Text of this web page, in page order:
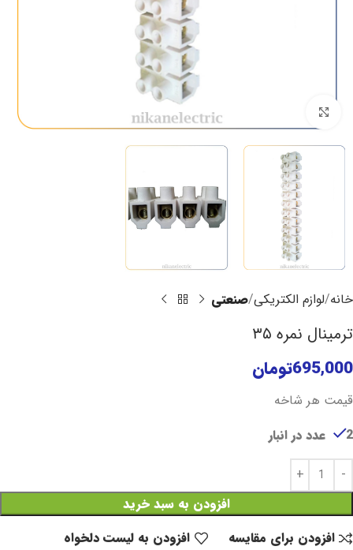
برای بزرگنمایی کلیک کنید
خانه لوازم الکتریکی صنعتی
ترمینال نمره ۳۵
695,000تومان
قیمت هر شاخه
2 عدد در انبار
افزودن به سبد خرید
افزودن برای مقایسه
افزودن به لیست دلخواه